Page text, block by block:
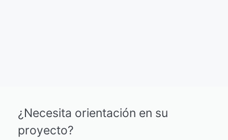
¿Necesita orientación en su
proyecto?